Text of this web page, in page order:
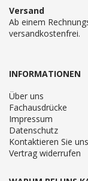
Versand
Ab einem
versandkostenfrei.
INFORMATIONEN
Über uns
Fachausdrücke
Impressum
Datenschutz
Kontaktieren Sie uns
Vertrag widerrufen